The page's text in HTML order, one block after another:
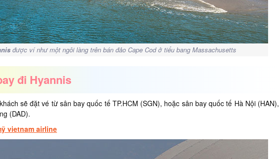
được ví như một ngôi làng trên bán đảo Cape Cod ở tiểu bang Massachusetts
đi Hyannis
sẽ đặt vé từ sân bay quốc tế TP.HCM (SGN), hoặc sân bay quốc tế Hà Nội (HAN),
(DAD).
vietnam airline